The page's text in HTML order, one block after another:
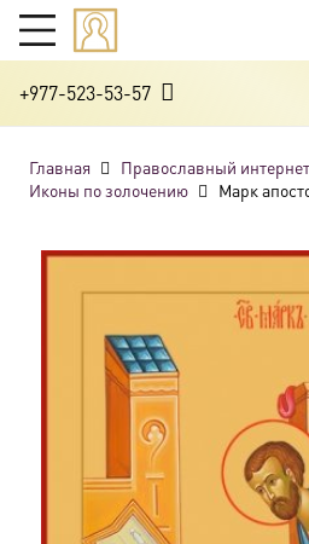
+977-523-53-57
Главная
Православный
Иконы по золочению
Марк